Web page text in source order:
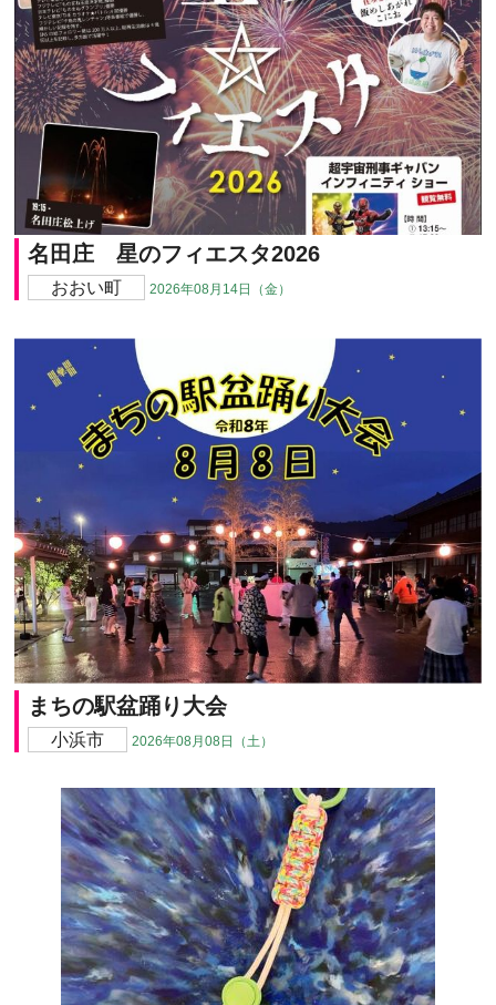
名田庄 星のフィエスタ2026
おおい町 2026年08月14日（金）
まちの駅盆踊り大会
小浜市 2026年08月08日（土）